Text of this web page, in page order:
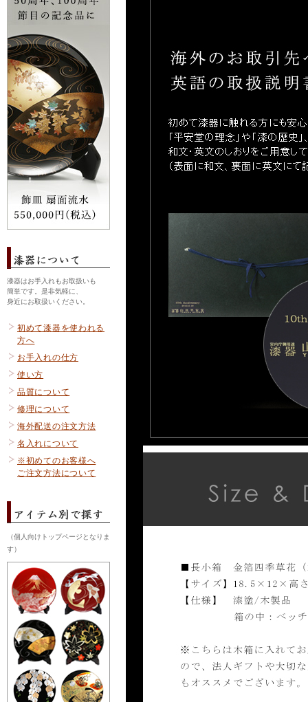
漆器はお手入れもお取扱いも
簡単です。是非気軽に、
身近にお取扱いください。
初めて漆器を使われる
方へ
お手入れの仕方
使い方
品質について
修理について
海外配送の注文方法
名入れについて
※初めてのお客様へ
ご注文方法について
（個人向けトップページとなりま
す）